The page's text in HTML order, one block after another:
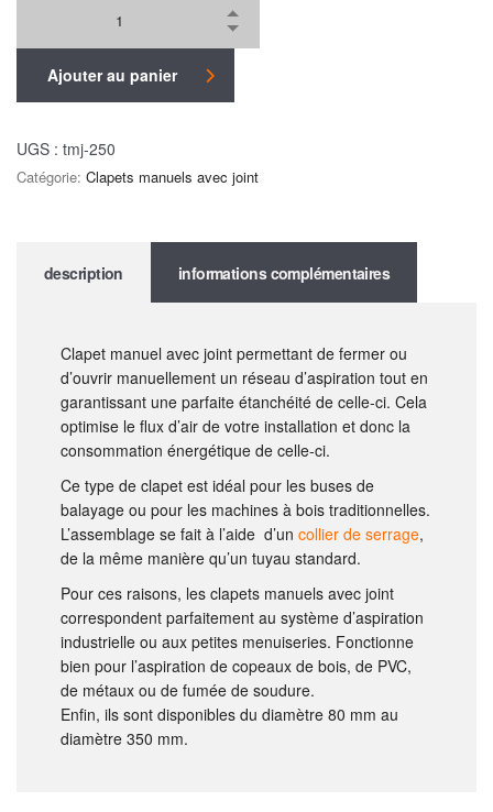
Ajouter au panier
UGS : tmj-250
Catégorie: Clapets manuels avec joint
description informations complémentaires
Clapet manuel avec joint permettant de fermer ou
d’ouvrir manuellement un réseau d’aspiration tout en
garantissant une parfaite étanchéité de celle-ci. Cela
optimise le flux d’air de votre installation et donc la
consommation énergétique de celle-ci.
Ce type de clapet est idéal pour les buses de
balayage ou pour les machines à bois traditionnelles.
L’assemblage se fait à l’aide d’un collier de serrage,
de la même manière qu’un tuyau standard.
Pour ces raisons, les clapets manuels avec joint
correspondent parfaitement au système d’aspiration
industrielle ou aux petites menuiseries. Fonctionne
bien pour l’aspiration de copeaux de bois, de PVC,
de métaux ou de fumée de soudure.
Enfin, ils sont disponibles du diamètre 80 mm au
diamètre 350 mm.